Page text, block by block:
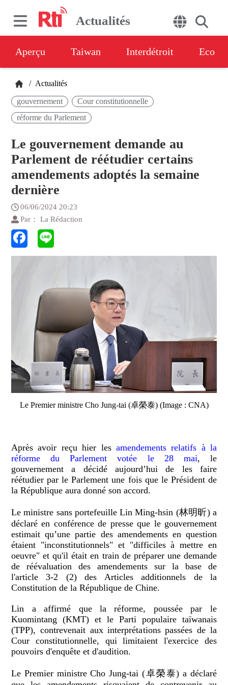
Actualités
Aperçu Taiwan Interdétroit Eco
/ Actualités
gouvernement
Cour constitutionnelle
réforme du Parlement
Le gouvernement demande au
Parlement de réétudier certains
amendements adoptés la semaine
dernière
06/06/2024 20:23
Par： La Rédaction
Le Premier ministre Cho Jung-tai (卓榮泰) (Image : CNA)
Après avoir reçu hier les amendements relatifs à la
réforme du Parlement votée le 28 mai, le
gouvernement a décidé aujourd’hui de les faire
réétudier par le Parlement une fois que le Président de
la République aura donné son accord.
Le ministre sans portefeuille Lin Ming-hsin (林明昕) a
déclaré en conférence de presse que le gouvernement
estimait qu’une partie des amendements en question
étaient "inconstitutionnels" et "difficiles à mettre en
oeuvre" et qu'il était en train de préparer une demande
de réévaluation des amendements sur la base de
l'article 3-2 (2) des Articles additionnels de la
Constitution de la République de Chine.
Lin a affirmé que la réforme, poussée par le
Kuomintang (KMT) et le Parti populaire taïwanais
(TPP), contrevenait aux interprétations passées de la
Cour constitutionnelle, qui limitaient l'exercice des
pouvoirs d'enquête et d'audition.
Le Premier ministre Cho Jung-tai (卓榮泰) a déclaré